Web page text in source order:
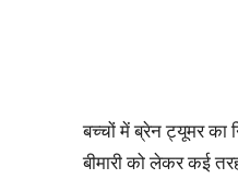
बच्चों में ब्रेन ट्यूमर का
बीमारी को लेकर कई